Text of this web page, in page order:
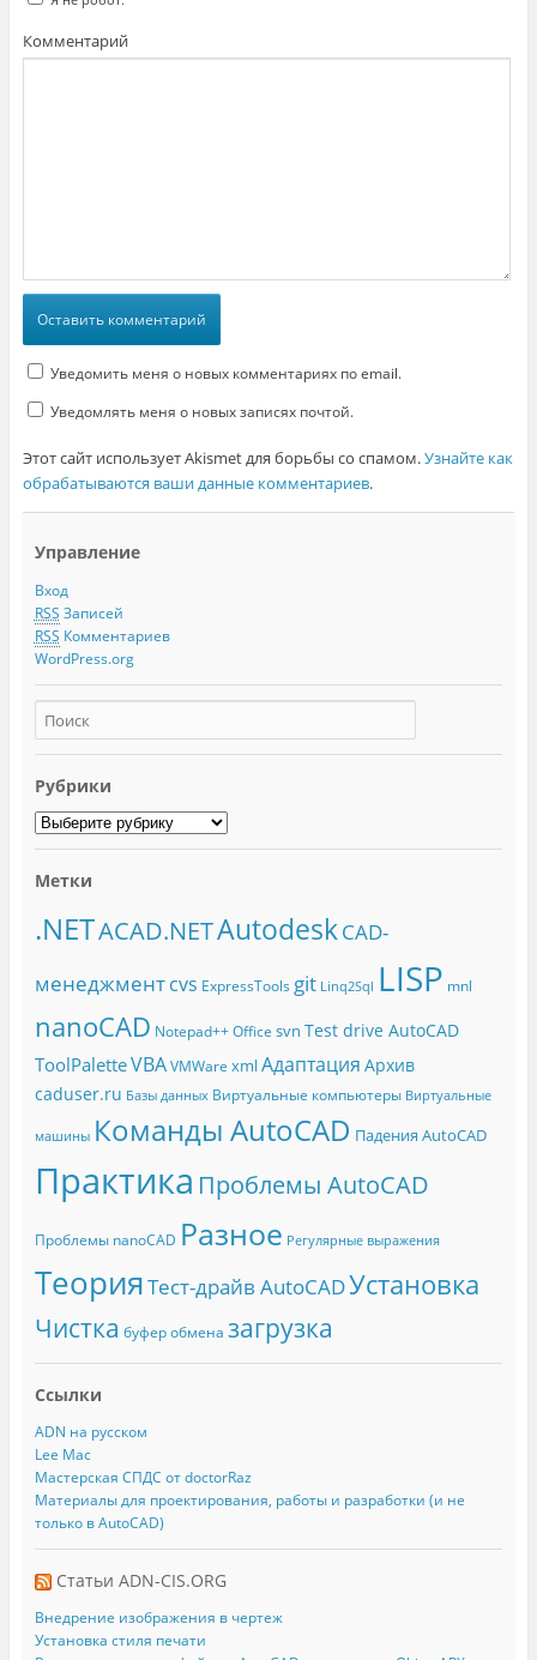
Комментарий
Уведомить меня о новых комментариях по email.
Уведомлять меня о новых записях почтой.
Этот сайт использует Akismet для борьбы со спамом.Узнайте как
обрабатываются ваши данные комментариев.
Управление
Вход
RSS Записей
RSS Комментариев
WordPress.org
Рубрики
Метки
.NETACAD.NETAutodeskCAD-
менеджмент cvs ExpressTools git Linq2Sql LISP mnl
nanoCAD Notepad++ Office svn Test drive AutoCAD
ToolPaletteVBA VMWare xmlАдаптация Архив
caduser.ru Базы данных Виртуальные компьютеры Виртуальные
машины Команды AutoCAD Падения AutoCAD
Практика Проблемы AutoCAD
Проблемы nanoCAD Разное Регулярные выражения
ТеорияТест-драйв AutoCADУстановка
Чистка буфер обмена загрузка
Ссылки
ADN на русском
Lee Mac
Мастерская СПДС от doctorRaz
Материалы для проектирования, работы и разработки (и не
только в AutoCAD)
Статьи ADN-CIS.ORG
Внедрение изображения в чертеж
Установка стиля печати